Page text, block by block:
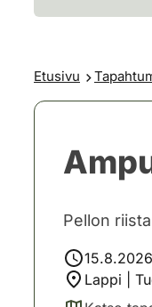
Etusivu
Pellon
Lappi |